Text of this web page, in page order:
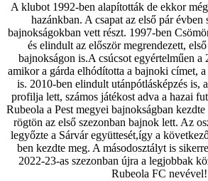
A klubot 1992-ben alapították de ekkor
hazánkban. A csapat az első pár évben
bajnokságokban vett részt. 1997-ben
és elindult az először megrendezett,
bajnokságon is.A csúcsot egyértelműen a
amikor a gárda elhódította a bajnoki címet,
is. 2010-ben elindult utánpótlásképzés is,
profilja lett, számos játékost adva a hazai
Rubeola a Pest megyei bajnokságban
rögtön az első szezonban bajnok lett. Az
legyőzte a Sárvár együttesét,így a
ben kezdte meg. A másodosztályt is
2022-23-as szezonban újra a legjobbak
Rubeola FC nevével!